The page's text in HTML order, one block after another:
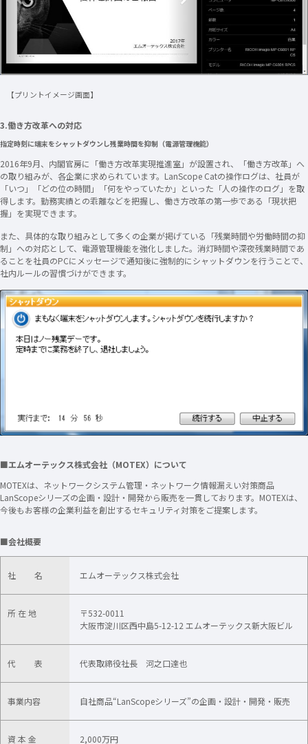
【プリントイメージ画面】
3.働き方改革への対応
指定時刻に端末をシャットダウンし残業時間を抑制（電源管理機能）
2016年9月、内閣官房に「働き方改革実現推進室」が設置され、「働き方改革」へ
の取り組みが、各企業に求められています。LanScope Catの操作ログは、社員が
「いつ」「どの位の時間」「何をやっていたか」といった「人の操作のログ」を取
得します。勤務実績との乖離などを把握し、働き方改革の第一歩である「現状把
握」を実現できます。
また、具体的な取り組みとして多くの企業が掲げている「残業時間や労働時間の抑
制」への対応として、電源管理機能を強化しました。消灯時間や深夜残業時間であ
ることを社員のPCにメッセージで通知後に強制的にシャットダウンを行うことで、
社内ルールの習慣づけができます。
■エムオーテックス株式会社（MOTEX）について
MOTEXは、ネットワークシステム管理・ネットワーク情報漏えい対策商品
LanScopeシリーズの企画・設計・開発から販売を一貫しております。MOTEXは、
今後もお客様の企業利益を創出するセキュリティ対策をご提案します。
■会社概要
社 名 エムオーテックス株式会社
所 在 地
〒532-0011
大阪市淀川区西中島5-12-12 エムオーテックス新大阪ビル
代 表 代表取締役社長 河之口達也
事業内容 自社商品“LanScopeシリーズ”の企画・設計・開発・販売
資 本 金 2,000万円